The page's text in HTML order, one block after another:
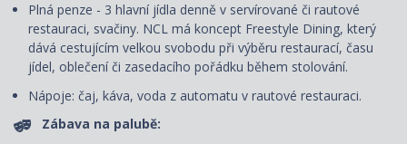
Plná penze - 3 hlavní jídla denně v servírované či rautové
restauraci, svačiny. NCL má koncept Freestyle Dining, který
dává cestujícím velkou svobodu při výběru restaurací, času
jídel, oblečení či zasedacího pořádku během stolování.
Nápoje: čaj, káva, voda z automatu v rautové restauraci.
Zábava na palubě: